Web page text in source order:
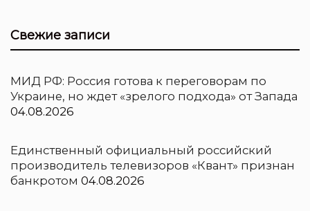
Свежие записи
МИД РФ: Россия готова к переговорам по
Украине, но ждет «зрелого подхода» от Запада
04.08.2026
Единственный официальный российский
производитель телевизоров «Квант» признан
банкротом 04.08.2026